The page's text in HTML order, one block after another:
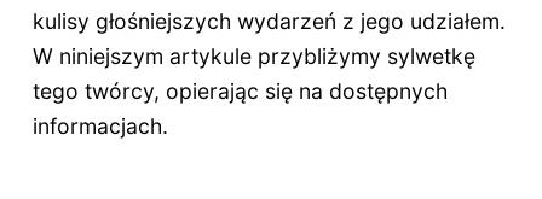
kulisy głośniejszych wydarzeń z jego udziałem.
W niniejszym artykule przybliżymy sylwetkę
tego twórcy, opierając się na dostępnych
informacjach.